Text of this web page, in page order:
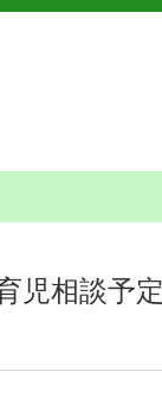
児相談予定